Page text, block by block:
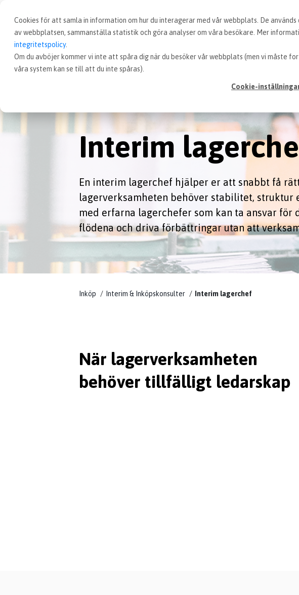
Cookies för att samla in information om hur du interagerar med vår webbplats. De
av webbplatsen, sammanställa statistik och göra analyser om våra besökare. Mer
integritetspolicy.
Om du avböjer kommer vi inte att spåra dig när du besöker vår webbplats (men vi måste
våra system kan se till att du inte spåras).
Cookie-
KUNDCASE
Interim
En interim lagerchef hjälper er att snabbt få
lagerverksamheten behöver stabilitet, struktur
med erfarna lagerchefer som kan ta ansvar
flödena och driva förbättringar utan att
Inköp Interim & Inköpskonsulter Interim lagerchef
När lagerverksamheten
behöver tillfälligt ledarskap